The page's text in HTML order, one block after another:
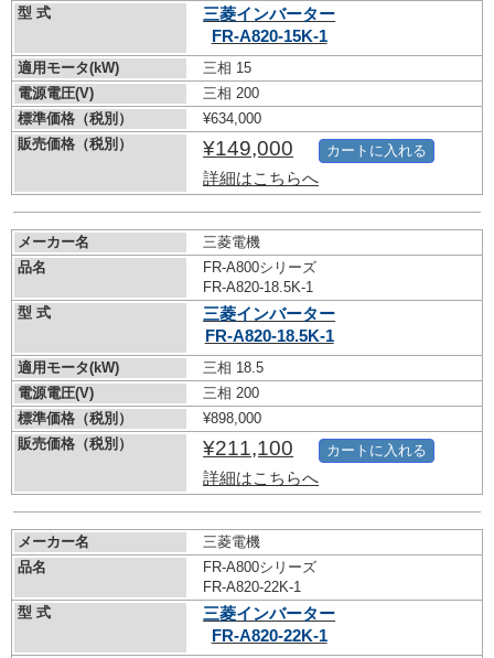
型 式
三菱インバーター
FR-A820-15K-1
適用モータ(kW)
三相 15
電源電圧(V)
三相 200
標準価格（税別）
¥634,000
販売価格（税別）
¥149,000
詳細はこちらへ
カートに入れる
メーカー名
三菱電機
品名
FR-A800シリーズ
FR-A820-18.5K-1
型 式
三菱インバーター
FR-A820-18.5K-1
適用モータ(kW)
三相 18.5
電源電圧(V)
三相 200
標準価格（税別）
¥898,000
販売価格（税別）
¥211,100
詳細はこちらへ
カートに入れる
メーカー名
三菱電機
品名
FR-A800シリーズ
FR-A820-22K-1
型 式
三菱インバーター
FR-A820-22K-1